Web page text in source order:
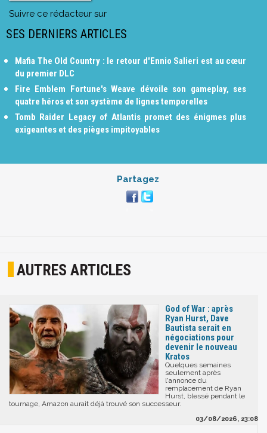
Suivre ce rédacteur sur
SES DERNIERS ARTICLES
Mafia The Old Country : le retour d'Ennio Salieri est au cœur
du premier DLC
Fire Emblem Fortune's Weave dévoile son gameplay, ses
quatre héros et son système de lignes temporelles
Tomb Raider Legacy of Atlantis promet des énigmes plus
exigeantes et des pièges impitoyables
Partagez
AUTRES ARTICLES
God of War : après
Ryan Hurst, Dave
Bautista serait en
négociations pour
devenir le nouveau
Kratos
Quelques semaines
seulement après
l'annonce du
remplacement de Ryan
Hurst, blessé pendant le
tournage, Amazon aurait déjà trouvé son successeur.
03/08/2026, 23:08